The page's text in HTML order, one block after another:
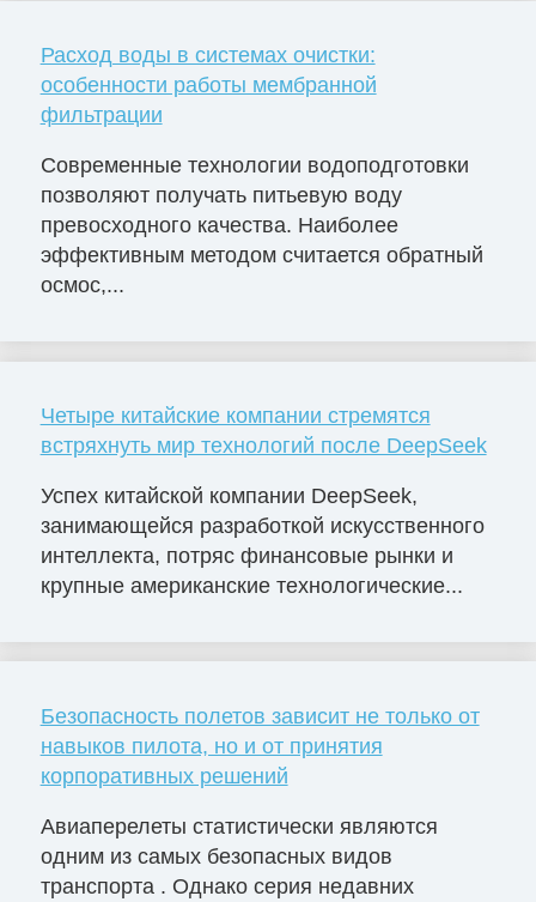
Расход воды в системах очистки:
особенности работы мембранной
фильтрации
Современные технологии водоподготовки
позволяют получать питьевую воду
превосходного качества. Наиболее
эффективным методом считается обратный
осмос,...
Четыре китайские компании стремятся
встряхнуть мир технологий после DeepSeek
Успех китайской компании DeepSeek,
занимающейся разработкой искусственного
интеллекта, потряс финансовые рынки и
крупные американские технологические...
Безопасность полетов зависит не только от
навыков пилота, но и от принятия
корпоративных решений
Авиаперелеты статистически являются
одним из самых безопасных видов
транспорта . Однако серия недавних